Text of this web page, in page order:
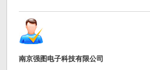
南京强图电子科技有限公司